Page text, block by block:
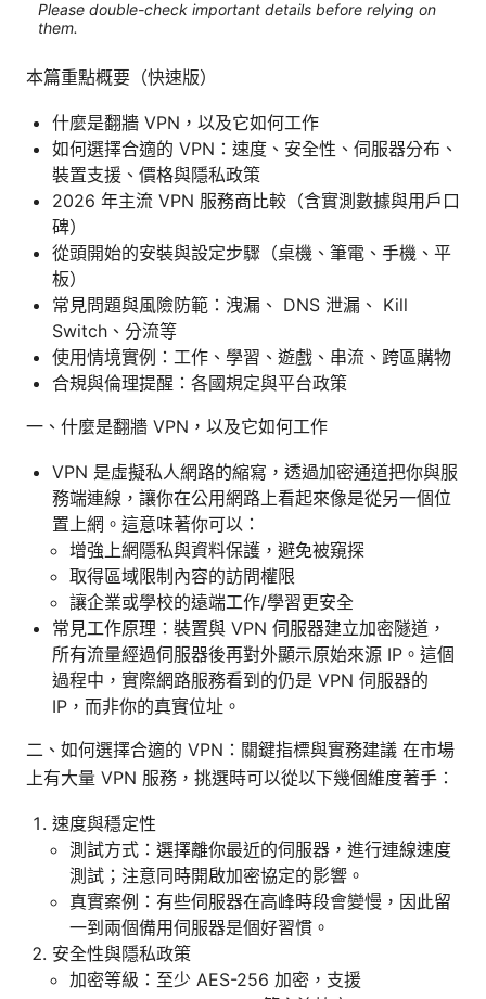
Please double-check important details before relying on
them.
本篇重點概要（快速版）
什麼是翻牆 VPN，以及它如何工作
如何選擇合適的 VPN：速度、安全性、伺服器分布、
裝置支援、價格與隱私政策
2026 年主流 VPN 服務商比較（含實測數據與用戶口
碑）
從頭開始的安裝與設定步驟（桌機、筆電、手機、平
板）
常見問題與風險防範：洩漏、 DNS 泄漏、 Kill
Switch、分流等
使用情境實例：工作、學習、遊戲、串流、跨區購物
合規與倫理提醒：各國規定與平台政策
一、什麼是翻牆 VPN，以及它如何工作
VPN 是虛擬私人網路的縮寫，透過加密通道把你與服
務端連線，讓你在公用網路上看起來像是從另一個位
置上網。這意味著你可以：
增強上網隱私與資料保護，避免被窺探
取得區域限制內容的訪問權限
讓企業或學校的遠端工作/學習更安全
常見工作原理：裝置與 VPN 伺服器建立加密隧道，
所有流量經過伺服器後再對外顯示原始來源 IP。這個
過程中，實際網路服務看到的仍是 VPN 伺服器的
IP，而非你的真實位址。
二、如何選擇合適的 VPN：關鍵指標與實務建議 在市場
上有大量 VPN 服務，挑選時可以從以下幾個維度著手：
速度與穩定性
測試方式：選擇離你最近的伺服器，進行連線速度
測試；注意同時開啟加密協定的影響。
真實案例：有些伺服器在高峰時段會變慢，因此留
一到兩個備用伺服器是個好習慣。
安全性與隱私政策
加密等級：至少 AES-256 加密，支援